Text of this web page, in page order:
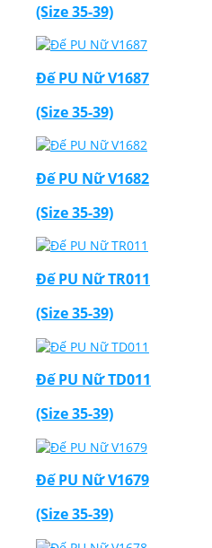
(Size 35-39)
Đế PU Nữ V1687
(Size 35-39)
Đế PU Nữ V1682
(Size 35-39)
Đế PU Nữ TR011
(Size 35-39)
Đế PU Nữ TD011
(Size 35-39)
Đế PU Nữ V1679
(Size 35-39)